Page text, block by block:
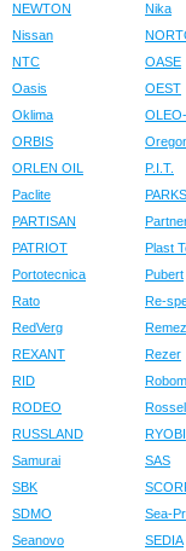
NEWTON
Nika
Nissan
NTC
OASE
Oasis
OEST
Oklima
ORBIS
ORLEN OIL
P.I.T.
Paclite
PARTISAN
PATRIOT
Plast
Portotecnica
Pubert
Rato
Re-
RedVerg
REXANT
Rezer
RID
RODEO
Rossel
RUSSLAND
RYOBI
Samurai
SAS
SBK
SDMO
Sea-
Seanovo
SEDIA